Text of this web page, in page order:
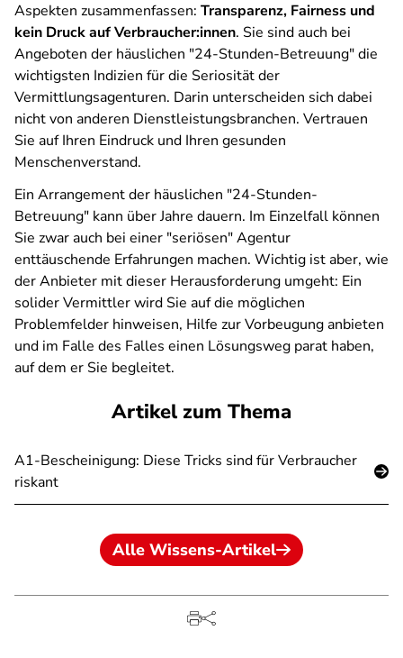
Aspekten zusammenfassen: Transparenz, Fairness und
kein Druck auf Verbraucher:innen. Sie sind auch bei
Angeboten der häuslichen "24-Stunden-Betreuung" die
wichtigsten Indizien für die Seriosität der
Vermittlungsagenturen. Darin unterscheiden sich dabei
nicht von anderen Dienstleistungsbranchen. Vertrauen
Sie auf Ihren Eindruck und Ihren gesunden
Menschenverstand.
Ein Arrangement der häuslichen "24-Stunden-
Betreuung" kann über Jahre dauern. Im Einzelfall können
Sie zwar auch bei einer "seriösen" Agentur
enttäuschende Erfahrungen machen. Wichtig ist aber, wie
der Anbieter mit dieser Herausforderung umgeht: Ein
solider Vermittler wird Sie auf die möglichen
Problemfelder hinweisen, Hilfe zur Vorbeugung anbieten
und im Falle des Falles einen Lösungsweg parat haben,
auf dem er Sie begleitet.
Artikel zum Thema
A1-Bescheinigung: Diese Tricks sind für Verbraucher
riskant
Alle Wissens-Artikel